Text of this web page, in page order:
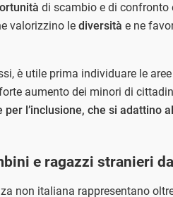
di scambio e di confronto
valorizzino le diversità e ne
è utile prima individuare le
aumento dei minori di
per l’inclusione, che si adattino
e ragazzi stranieri
non italiana rappresentano